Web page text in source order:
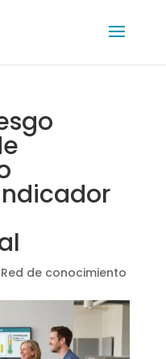
Red de conocimiento